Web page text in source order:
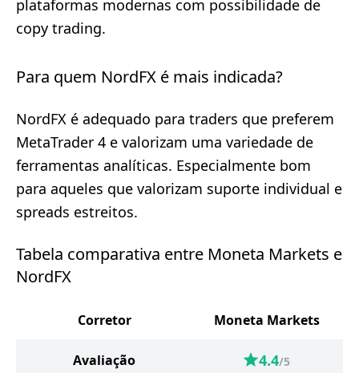
plataformas modernas com possibilidade de
copy trading.
Para quem NordFX é mais indicada?
NordFX é adequado para traders que preferem
MetaTrader 4 e valorizam uma variedade de
ferramentas analíticas. Especialmente bom
para aqueles que valorizam suporte individual e
spreads estreitos.
Tabela comparativa entre Moneta Markets e
NordFX
Corretor Moneta Markets
Avaliação 4.4/5